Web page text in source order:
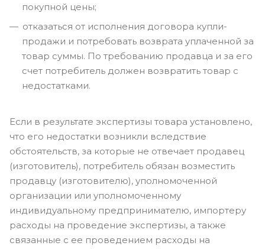
покупной цены;
отказаться от исполнения договора купли-
продажи и потребовать возврата уплаченной за
товар суммы. По требованию продавца и за его
счет потребитель должен возвратить товар с
недостатками.
Если в результате экспертизы товара установлено,
что его недостатки возникли вследствие
обстоятельств, за которые не отвечает продавец
(изготовитель), потребитель обязан возместить
продавцу (изготовителю), уполномоченной
организации или уполномоченному
индивидуальному предпринимателю, импортеру
расходы на проведение экспертизы, а также
связанные с ее проведением расходы на